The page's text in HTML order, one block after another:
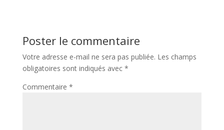
Poster le commentaire
Votre adresse e-mail ne sera pas publiée. Les champs
obligatoires sont indiqués avec *
Commentaire *